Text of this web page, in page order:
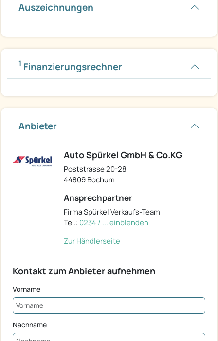
Auszeichnungen
1 Finanzierungsrechner
Anbieter
Auto Spürkel GmbH & Co.KG
Poststrasse 20-28
44809 Bochum
Ansprechpartner
Firma Spürkel Verkaufs-Team
Tel.: 0234 / ... einblenden
Zur Händlerseite
Kontakt zum Anbieter aufnehmen
Vorname
Nachname